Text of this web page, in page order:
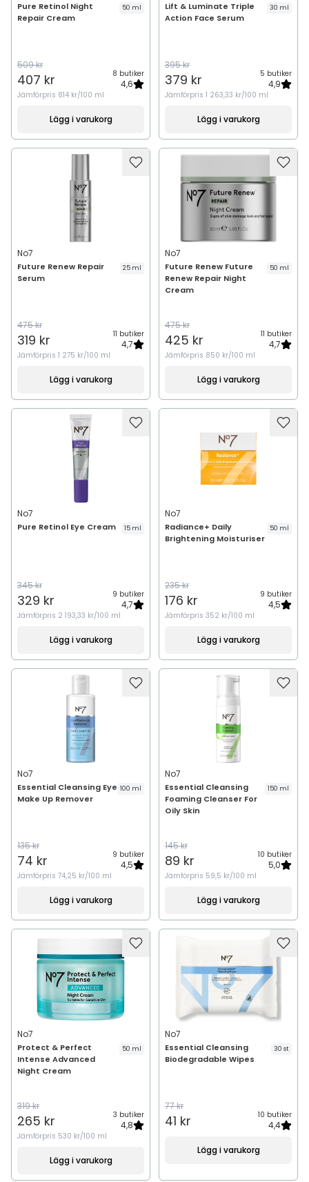
Pure Retinol Night
Repair Cream
50 ml
509 kr
407 kr 8 butiker
4,6
Jämförpris 814 kr/100 ml
Lägg i varukorg
Lift & Luminate Triple
Action Face Serum
30 ml
395 kr
379 kr 5 butiker
4,9
Jämförpris 1 263,33 kr/100 ml
Lägg i varukorg
No7
Future Renew Repair
Serum
25 ml
475 kr
319 kr 11 butiker
4,7
Jämförpris 1 275 kr/100 ml
Lägg i varukorg
No7
Future Renew Future
Renew Repair Night
Cream
50 ml
475 kr
425 kr 11 butiker
4,7
Jämförpris 850 kr/100 ml
Lägg i varukorg
No7
Pure Retinol Eye Cream 15 ml
345 kr
329 kr 9 butiker
4,7
Jämförpris 2 193,33 kr/100 ml
Lägg i varukorg
No7
Radiance+ Daily
Brightening Moisturiser
50 ml
235 kr
176 kr 9 butiker
4,5
Jämförpris 352 kr/100 ml
Lägg i varukorg
No7
Essential Cleansing Eye
Make Up Remover
100 ml
135 kr
74 kr 9 butiker
4,5
Jämförpris 74,25 kr/100 ml
Lägg i varukorg
No7
Essential Cleansing
Foaming Cleanser For
Oily Skin
150 ml
145 kr
89 kr 10 butiker
5,0
Jämförpris 59,5 kr/100 ml
Lägg i varukorg
No7
Protect & Perfect
Intense Advanced
Night Cream
50 ml
319 kr
265 kr 3 butiker
4,8
Jämförpris 530 kr/100 ml
Lägg i varukorg
No7
Essential Cleansing
Biodegradable Wipes
30 st
77 kr
41 kr 10 butiker
4,4
Lägg i varukorg